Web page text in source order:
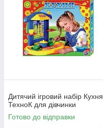
Дитячий ігровий набір Кухня
ТехноК для дівчинки
Готово до відправки